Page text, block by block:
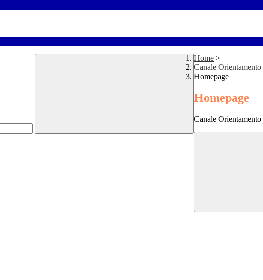
Home >
Canale Orientamento
Homepage
Homepage
Canale Orientamento